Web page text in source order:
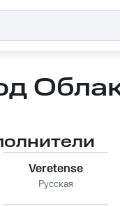
Veretense
Русская